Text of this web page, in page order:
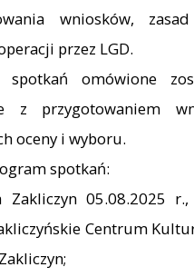
wniosków,
przez LGD.
spotkań omówione
z przygotowaniem
oceny i wyboru.
spotkań:
Zakliczyn 05.08.2025
Centrum